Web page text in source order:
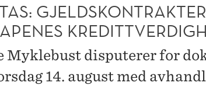
Myklebust disputerer for
14. august med